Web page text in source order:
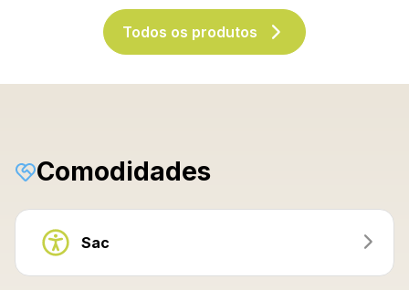
Todos os produtos
Comodidades
Sac